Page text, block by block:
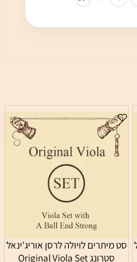
סט מיתרים לויולה לרסן אוריג'ינאל
סטרונג Original Viola Set